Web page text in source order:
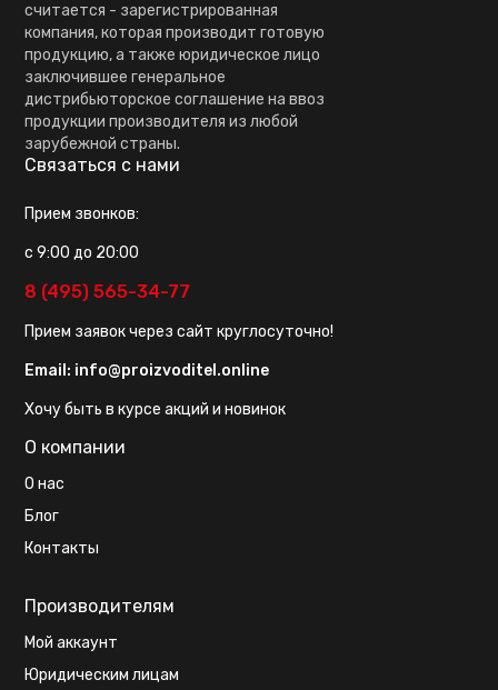
считается - зарегистрированная
компания, которая производит готовую
продукцию, а также юридическое лицо
заключившее генеральное
дистрибьюторское соглашение на ввоз
продукции производителя из любой
зарубежной страны.
Связаться с нами
Прием звонков:
с 9:00 до 20:00
8 (495) 565-34-77
Прием заявок через сайт круглосуточно!
Email: info@proizvoditel.online
Хочу быть в курсе акций и новинок
О компании
О нас
Блог
Контакты
Производителям
Мой аккаунт
Юридическим лицам